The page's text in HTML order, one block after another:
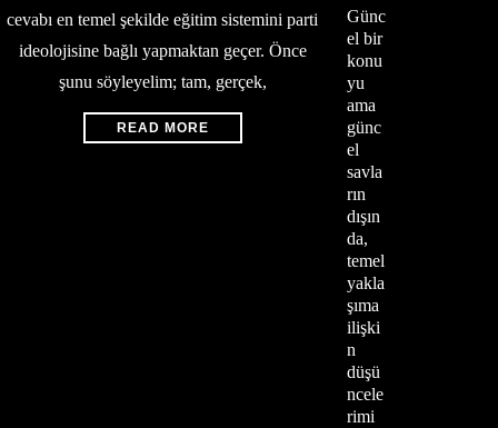
cevabı en temel şekilde eğitim sistemini parti
ideolojisine bağlı yapmaktan geçer. Önce
şunu söyleyelim; tam, gerçek,
READ MORE
Günc
el bir
konu
yu
ama
günc
el
savla
rın
dışın
da,
temel
yakla
şıma
ilişki
n
düşü
ncele
rimi